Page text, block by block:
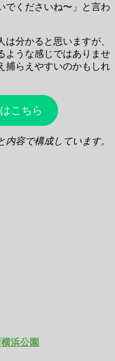
でくださいね〜」と言わ
分かると思いますが、
ような感じではありませ
捕らえやすいのかもしれ
こちら
容で構成しています。
浜公園